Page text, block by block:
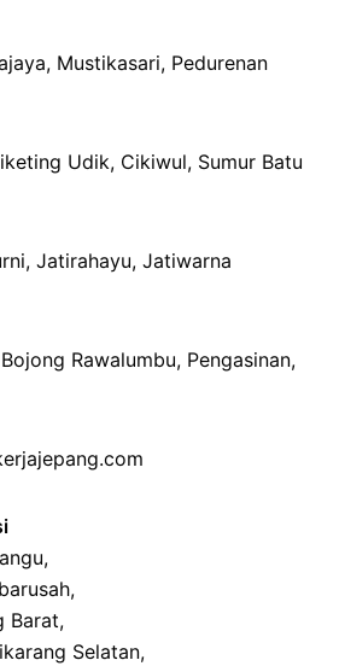
Mustikasari, Pedurenan
Udik, Cikiwul, Sumur Batu
, Jatirahayu, Jatiwarna
Bojong Rawalumbu, Pengasinan,
,
,
Barat,
Selatan,